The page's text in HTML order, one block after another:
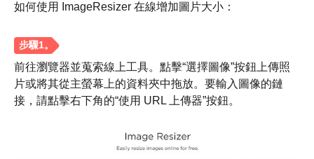
如何使用 ImageResizer 在線增加圖片大小：
前往瀏覽器並蒐索線上工具。點擊“選擇圖像”按鈕上傳照
片或將其從主螢幕上的資料夾中拖放。要輸入圖像的鏈
接，請點擊右下角的“使用 URL 上傳器”按鈕。